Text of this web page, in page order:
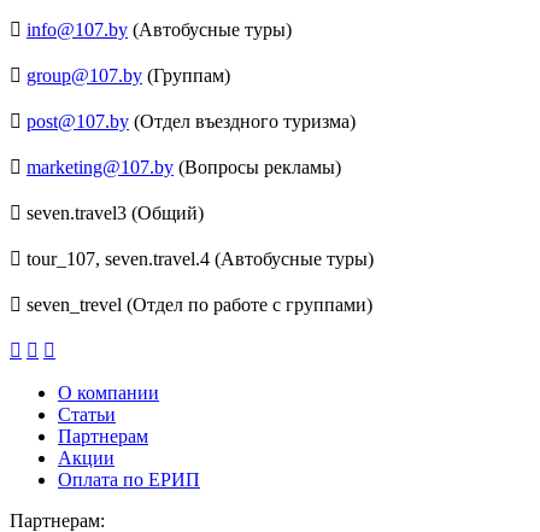
info@107.by (Автобусные туры)
group@107.by (Группам)
post@107.by (Отдел въездного туризма)
marketing@107.by (Вопросы рекламы)
seven.travel3 (Общий)
tour_107, seven.travel.4 (Автобусные туры)
seven_trevel (Отдел по работе с группами)
О компании
Статьи
Партнерам
Акции
Оплата по ЕРИП
Партнерам: